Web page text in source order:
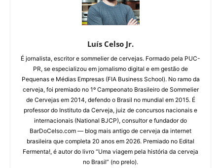
Luís Celso Jr.
É jornalista, escritor e sommelier de cervejas. Formado pela PUC-
PR, se especializou em jornalismo digital e em gestão de
Pequenas e Médias Empresas (FIA Business School). No ramo da
cerveja, foi premiado no 1º Campeonato Brasileiro de Sommelier
de Cervejas em 2014, defendo o Brasil no mundial em 2015. É
professor do Instituto da Cerveja, juiz de concursos nacionais e
internacionais (National BJCP), consultor e fundador do
BarDoCelso.com — blog mais antigo de cerveja da internet
brasileira que completa 20 anos em 2026. Premiado no Edital
Fermenta!, é autor do livro “Uma viagem pela história da cerveja
no Brasil” (no prelo).